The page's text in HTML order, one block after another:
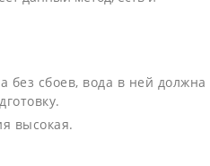
без сбоев, вода в ней должна
высокая.